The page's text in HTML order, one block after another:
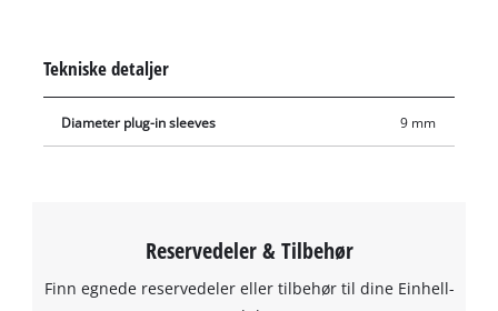
Tekniske detaljer
Diameter plug-in sleeves 9 mm
Reservedeler & Tilbehør
Finn egnede reservedeler eller tilbehør til dine Einhell-